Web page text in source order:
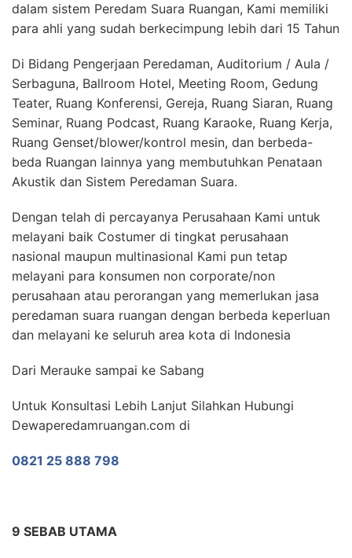
dalam sistem Peredam Suara Ruangan, Kami memiliki
para ahli yang sudah berkecimpung lebih dari 15 Tahun
Di Bidang Pengerjaan Peredaman, Auditorium / Aula /
Serbaguna, Ballroom Hotel, Meeting Room, Gedung
Teater, Ruang Konferensi, Gereja, Ruang Siaran, Ruang
Seminar, Ruang Podcast, Ruang Karaoke, Ruang Kerja,
Ruang Genset/blower/kontrol mesin, dan berbeda-
beda Ruangan lainnya yang membutuhkan Penataan
Akustik dan Sistem Peredaman Suara.
Dengan telah di percayanya Perusahaan Kami untuk
melayani baik Costumer di tingkat perusahaan
nasional maupun multinasional Kami pun tetap
melayani para konsumen non corporate/non
perusahaan atau perorangan yang memerlukan jasa
peredaman suara ruangan dengan berbeda keperluan
dan melayani ke seluruh area kota di Indonesia
Dari Merauke sampai ke Sabang
Untuk Konsultasi Lebih Lanjut Silahkan Hubungi
Dewaperedamruangan.com di
0821 25 888 798
9 SEBAB UTAMA